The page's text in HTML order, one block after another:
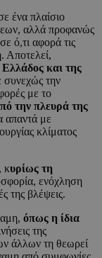
ένα πλαίσιο
αλλά προφανώς
σε ό,τι αφορά τις
Αποτελεί,
Ελλάδος και της
την
με το
την πλευρά της
απαντά με
κλίματος
κυρίως τη
ενόχληση
της βλέψεις.
όπως η ίδια
της
άλλων τη θεωρεί